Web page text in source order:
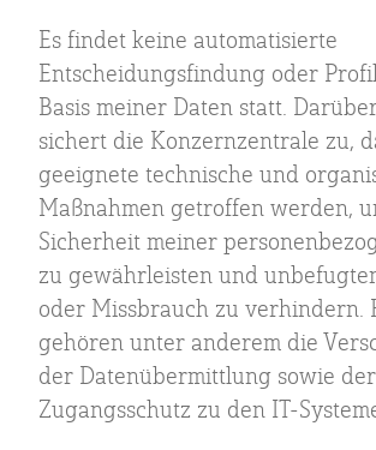
Es findet keine automatisierte
Entscheidungsfindung oder
Basis meiner Daten statt.
sichert die Konzernzentrale zu,
geeignete technische und
Maßnahmen getroffen werden,
Sicherheit meiner
zu gewährleisten und
oder Missbrauch zu verhindern.
gehören unter anderem die
der Datenübermittlung sowie der
Zugangsschutz zu den IT-